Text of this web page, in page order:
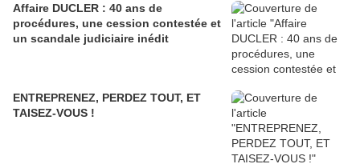
Affaire DUCLER : 40 ans de
procédures, une cession contestée et
un scandale judiciaire inédit
ENTREPRENEZ, PERDEZ TOUT, ET
TAISEZ-VOUS !